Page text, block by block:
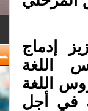
إدماج
اللغة
اللغة
في أجل